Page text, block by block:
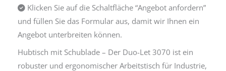
Klicken Sie auf die Schaltfläche “Angebot anfordern”
und füllen Sie das Formular aus, damit wir Ihnen ein
Angebot unterbreiten können.
Hubtisch mit Schublade – Der Duo-Let 3070 ist ein
robuster und ergonomischer Arbeitstisch für Industrie,